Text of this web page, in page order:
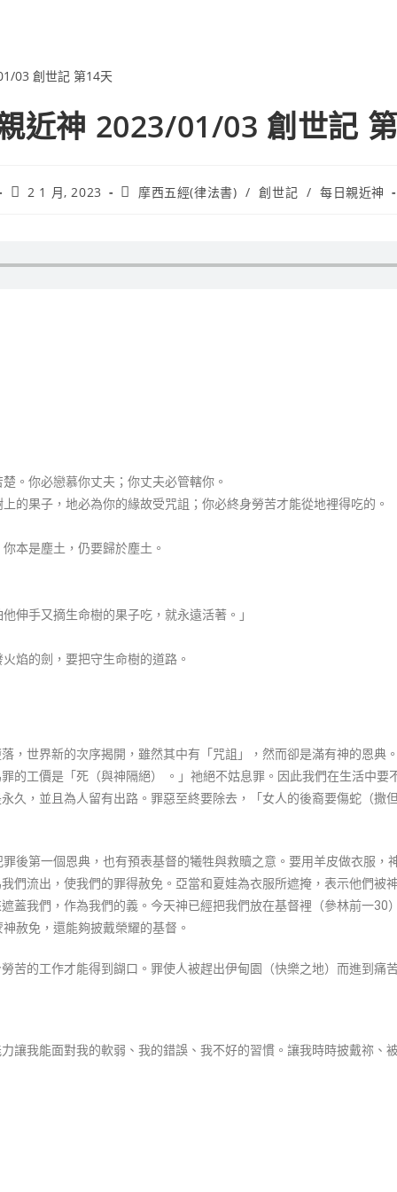
近神 2023/01/03 創世記
2 1 月, 2023 摩西五經(律法書) / 創世記 / 每日親近神
。你必戀慕你丈夫；你丈夫必管轄你。
的果子，地必為你的緣故受咒詛；你必終身勞苦才能從地裡得吃的。
本是塵土，仍要歸於塵土。
伸手又摘生命樹的果子吃，就永遠活著。」
焰的劍，要把守生命樹的道路。
，世界新的次序揭開，雖然其中有「咒詛」，然而卻是滿有神的恩典
的工價是「死（與神隔絕） 。」祂絕不姑息罪。因此我們在生活中要
久，並且為人留有出路。罪惡至終要除去，「女人的後裔要傷蛇（撒
後第一個恩典，也有預表基督的犧牲與救贖之意。要用羊皮做衣服，
們流出，使我們的罪得赦免。亞當和夏娃為衣服所遮掩，表示他們被
蓋我們，作為我們的義。今天神已經把我們放在基督裡（參林前一30
赦免，還能夠披戴榮耀的基督。
苦的工作才能得到餬口。罪使人被趕出伊甸園（快樂之地）而進到痛
讓我能面對我的軟弱、我的錯誤、我不好的習慣。讓我時時披戴祢、